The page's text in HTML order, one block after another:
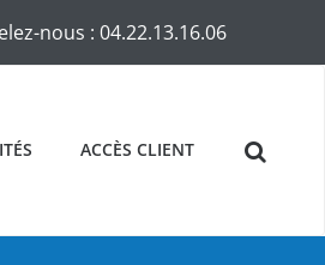
nous : 04.22.13.16.06
ACCÈS CLIENT